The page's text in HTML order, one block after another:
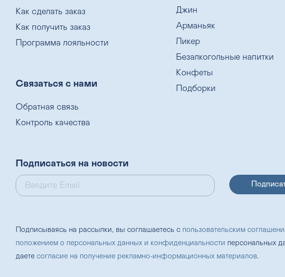
Как сделать заказ
Как получить заказ
Программа лояльности
Связаться с нами
Обратная связь
Контроль качества
Джин
Арманьяк
Ликер
Безалкогольные напитки
Конфеты
Подборки
Подписаться на новости
Подписываясь на рассылки, вы соглашаетесь с пользовательским
положением о персональных данных и конфиденциальности персональных
даете согласие на получение рекламно-информационных материалов.